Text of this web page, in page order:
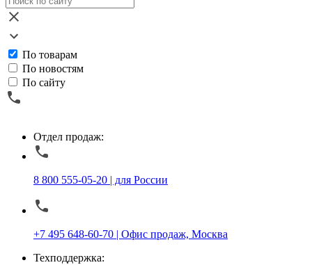
По товарам
По новостям
По сайту
Отдел продаж:
8 800 555-05-20 | для России
+7 495 648-60-70 | Офис продаж, Москва
Техподдержка: